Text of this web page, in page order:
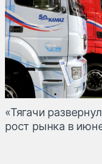
«Тягачи
рост рынка в